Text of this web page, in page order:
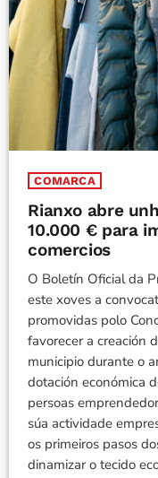
COMARCA
Rianxo abre
10.000 € para
comercios
O Boletín Oficial da
este xoves a
promovidas polo
favorecer a creación
municipio durante o
dotación económica
persoas
súa actividade
os primeiros pasos
dinamizar o tecido